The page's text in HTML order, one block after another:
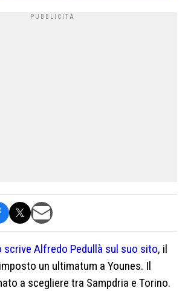
scrive Alfredo Pedullà sul suo sito, il
un ultimatum a Younes. Il
a scegliere tra Sampdria e Torino.